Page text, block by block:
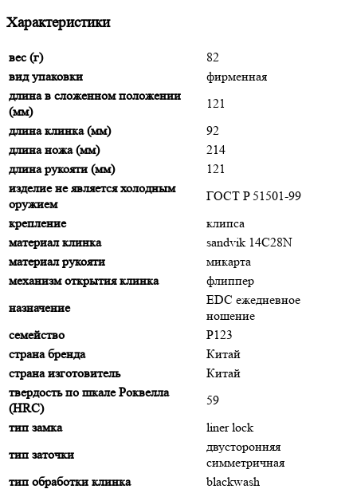
Характеристики
вес (г)
82
вид упаковки
фирменная
длина в сложенном положении
(мм)
121
длина клинка (мм)
92
длина ножа (мм)
214
длина рукояти (мм)
121
изделие не является холодным
оружием
ГОСТ P 51501-99
крепление
клипса
материал клинка
sandvik 14C28N
материал рукояти
микарта
механизм открытия клинка
флиппер
назначение
EDC ежедневное
ношение
семейство
P123
страна бренда
Китай
страна изготовитель
Китай
твердость по шкале Роквелла
(HRC)
59
тип замка
liner lock
тип заточки
двусторонняя
симметричная
тип обработки клинка
blackwash